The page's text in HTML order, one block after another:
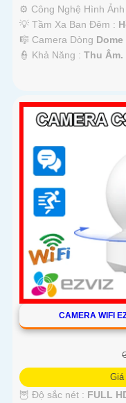
⚙ Công Nghệ Hình Ảnh
💡 Tầm Xa Ban Đêm :
🎼️ Camera Dòng
️👮 Khả Năng : Thu Âm.
CAMERA WIFI
🦉 Độ sắc nét : FULL